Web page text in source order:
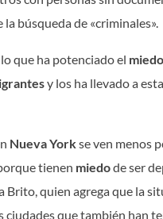
búsqueda de «criminales».
que ha potenciado el miedo
y los ha llevado a
Nueva Yorkse ven menos
tienen miedode ser
Brito, quien agrega que la
ciudades que también han